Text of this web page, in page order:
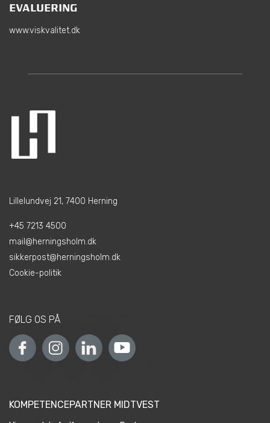
EVALUERING
www.viskvalitet.dk
Lillelundvej 21, 7400 Herning
+45 7213 4500
mail@herningsholm.dk
sikkerpost@herningsholm.dk
Cookie-politik
FØLG OS PÅ
KOMPETENCEPARTNER MIDTVEST